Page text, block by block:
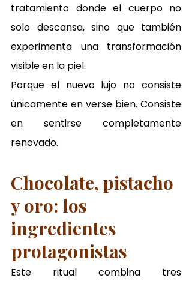
tratamiento donde el cuerpo no
solo descansa, sino que también
experimenta una transformación
visible en la piel.
Porque el nuevo lujo no consiste
únicamente en verse bien. Consiste
en sentirse completamente
renovado.
Chocolate, pistacho
y oro: los
ingredientes
protagonistas
Este ritual combina tres